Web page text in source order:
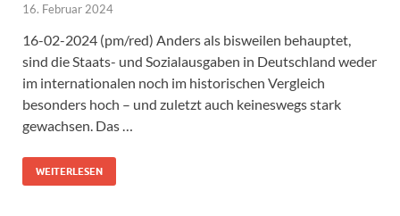
16. Februar 2024
16-02-2024 (pm/red) Anders als bisweilen behauptet,
sind die Staats- und Sozialausgaben in Deutschland weder
im internationalen noch im historischen Vergleich
besonders hoch – und zuletzt auch keineswegs stark
gewachsen. Das …
WEITERLESEN